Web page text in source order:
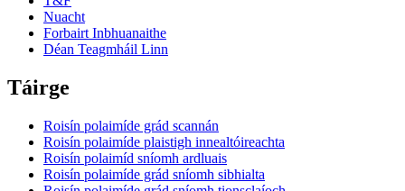
Nuacht
Forbairt Inbhuanaithe
Déan Teagmháil Linn
Táirge
Roisín polaimíde grád scannán
Roisín polaimíde plaistigh innealtóireachta
Roisín polaimíd sníomh ardluais
Roisín polaimíde grád sníomh sibhialta